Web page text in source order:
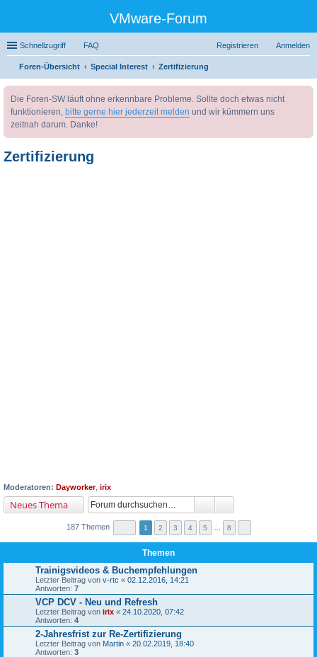
VMware-Forum
Schnellzugriff FAQ Anmelden
Registrieren
Foren-Übersicht Special Interest
Zertifizierung
Die Foren-SW läuft ohne erkennbare Probleme. Sollte doch etwas nicht
funktionieren, bitte gerne hier jederzeit melden und wir kümmern uns
zeitnah darum. Danke!
Zertifizierung
Moderatoren: Dayworker, irix
Neues Thema
187 Themen 1 2 3 4 5 8
Themen
Trainigsvideos & Buchempfehlungen
Letzter Beitrag von v-rtc « 02.12.2016, 14:21
Antworten: 7
VCP DCV - Neu und Refresh
Letzter Beitrag von irix « 24.10.2020, 07:42
Antworten: 4
2-Jahresfrist zur Re-Zertifizierung
Letzter Beitrag von Martin « 20.02.2019, 18:40
Antworten: 3